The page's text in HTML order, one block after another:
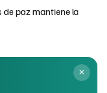
de paz mantiene la